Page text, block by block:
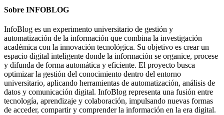
Sobre INFOBLOG
InfoBlog es un experimento universitario de gestión y
automatización de la información que combina la investigación
académica con la innovación tecnológica. Su objetivo es crear un
espacio digital inteligente donde la información se organice, procese
y difunda de forma automática y eficiente. El proyecto busca
optimizar la gestión del conocimiento dentro del entorno
universitario, aplicando herramientas de automatización, análisis de
datos y comunicación digital. InfoBlog representa una fusión entre
tecnología, aprendizaje y colaboración, impulsando nuevas formas
de acceder, compartir y comprender la información en la era digital.